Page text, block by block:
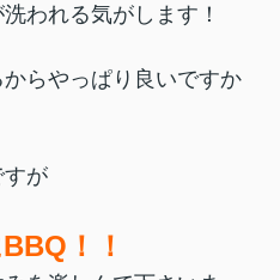
われる気がします！
らやっぱり良いですか
すが
！！